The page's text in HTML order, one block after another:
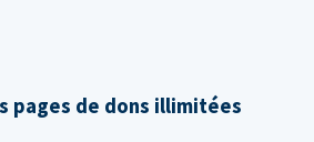
pages de dons illimitées